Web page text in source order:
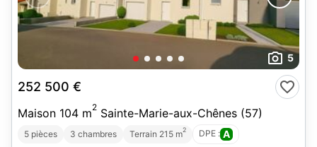
5
252 500 €
Maison 104 m2 Sainte-Marie-aux-Chênes (57)
5 pièces 3 chambres Terrain 215 m2 DPE : A